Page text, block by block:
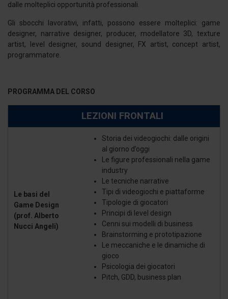
dalle molteplici opportunità professionali.
Gli sbocchi lavorativi, infatti, possono essere molteplici: game
designer, narrative designer, producer, modellatore 3D, texture
artist, level designer, sound designer, FX artist, concept artist,
programmatore.
PROGRAMMA DEL CORSO
LEZIONI FRONTALI
Le basi del
Game Design
(prof. Alberto
Nucci Angeli)
Storia dei videogiochi: dalle origini
al giorno d’oggi
Le figure professionali nella game
industry
Le tecniche narrative
Tipi di videogiochi e piattaforme
Tipologie di giocatori
Principi di level design
Cenni sui modelli di business
Brainstorming e prototipazione
Le meccaniche e le dinamiche di
gioco
Psicologia dei giocatori
Pitch, GDD, business plan